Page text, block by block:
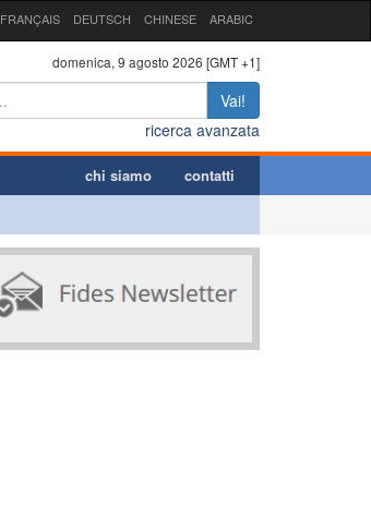
FRANÇAIS DEUTSCH CHINESE ARABIC
domenica, 9 agosto 2026 [GMT +1]
Vai!
ricerca avanzata
chi siamo contatti